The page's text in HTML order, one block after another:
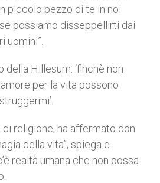
piccolo pezzo di te in noi
possiamo disseppellirti dai
uomini”.
della Hillesum: ‘finchè non
per la vita possono
religione, ha affermato don
della vita”, spiega e
realtà umana che non possa